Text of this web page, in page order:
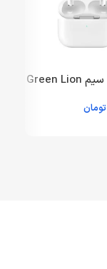
ایرفون بی‌ سیم Green Lion
تومان